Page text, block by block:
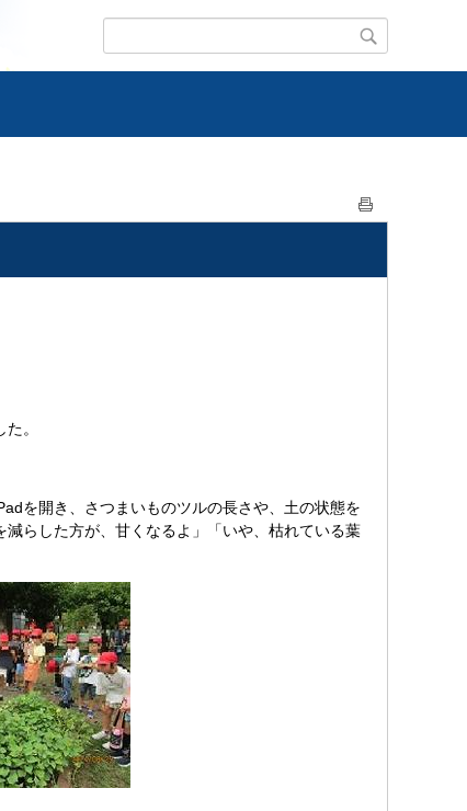
。
を開き、さつまいものツルの長さや、土の状態を
らした方が、甘くなるよ」「いや、枯れている葉